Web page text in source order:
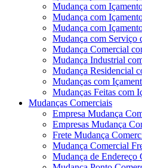
Mudança com
Mudança com
Mudança com
Mudança com Serviço
Mudança Comercial
Mudança Industrial
Mudança Residencial
Mudanças com
Mudanças Feitas com
Mudanças Comerciais
Empresa Mudança
Empresas Mudança
Frete Mudança
Mudança Comercial
Mudança de Endereço